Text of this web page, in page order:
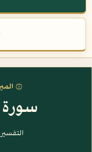
۞
سورة
التفسير